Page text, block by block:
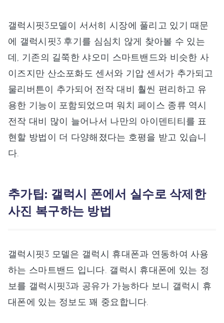
갤럭시핏3모델이 서서히 시장에 풀리고 있기 때문
에 갤럭시핏3 후기를 심심치 않게 찾아볼 수 있는
데, 기존의 길쭉한 샤오미 스마트밴드와 비슷한 사
이즈지만 산소포화도 센서와 기압 센서가 추가되고
물리버튼이 추가되어 전작 대비 훨씬 편리하고 유
용한 기능이 포함되었으며 워치 페이스 종류 역시
전작 대비 많이 늘어나서 나만의 아이덴티티를 표
현할 방법이 더 다양해졌다는 호평을 받고 있습니
다.
추가팁: 갤럭시 폰에서 실수로 삭제한
사진 복구하는 방법
갤럭시핏3 모델은 갤럭시 휴대폰과 연동하여 사용
하는 스마트밴드 입니다. 갤럭시 휴대폰에 있는 정
보를 갤럭시핏3과 공유가 가능하다 보니 갤럭시 휴
대폰에 있는 정보도 꽤 중요합니다.